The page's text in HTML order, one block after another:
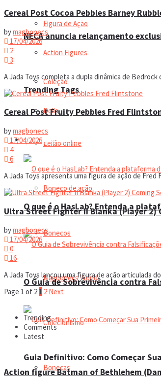
NECA anuncia relançamento
Trending Tags
Leilão online
Boneco de ação
Bonecos
Magbonecs World
Colecionismo
Bonecas
Figura de Ação
Action Figures
Coleção
Dolls
Manual do colecionador
O que é o HasLab? Entenda a
O Guia de Sobrevivência contra
Guia Definitivo: Como Começar
Cereal Post Cocoa Pebbles Barney
bymagbonecs
17/04/2026
2
3
A Jada Toys completa a dupla dinâmica de Bedrock
Cereal Post Fruity Pebbles Fred
bymagbonecs
17/04/2026
4
6
A Jada Toys apresenta uma figura de ação de
Ultra Street Fighter II Blanka (Player 2)
bymagbonecs
17/04/2026
0
16
A Jada Toys lançou uma figura de ação articulada
Page 1 of 2 1 2 Next
Trending
Comments
Latest
Action figure Batman of Bethlehem